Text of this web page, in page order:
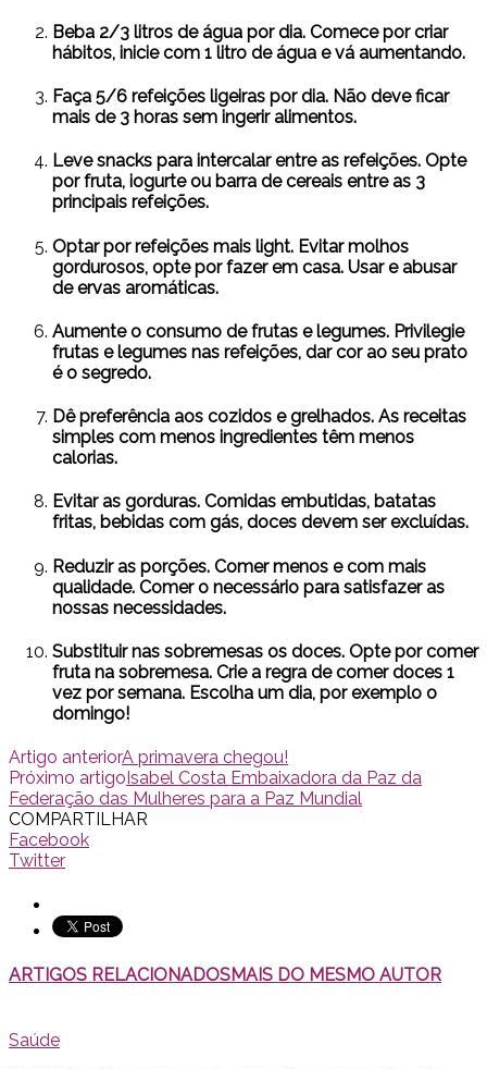
Beba 2/3 litros de água por dia. Comece por criar
hábitos, inicie com 1 litro de água e vá aumentando.
Faça 5/6 refeições ligeiras por dia. Não deve ficar
mais de 3 horas sem ingerir alimentos.
Leve snacks para intercalar entre as refeições. Opte
por fruta, iogurte ou barra de cereais entre as 3
principais refeições.
Optar por refeições mais light. Evitar molhos
gordurosos, opte por fazer em casa. Usar e abusar
de ervas aromáticas.
Aumente o consumo de frutas e legumes. Privilegie
frutas e legumes nas refeições, dar cor ao seu prato
é o segredo.
Dê preferência aos cozidos e grelhados. As receitas
simples com menos ingredientes têm menos
calorias.
Evitar as gorduras. Comidas embutidas, batatas
fritas, bebidas com gás, doces devem ser excluídas.
Reduzir as porções. Comer menos e com mais
qualidade. Comer o necessário para satisfazer as
nossas necessidades.
Substituir nas sobremesas os doces. Opte por comer
fruta na sobremesa. Crie a regra de comer doces 1
vez por semana. Escolha um dia, por exemplo o
domingo!
Artigo anteriorA primavera chegou!
Próximo artigo Isabel Costa Embaixadora da Paz da
Federação das Mulheres para a Paz Mundial
COMPARTILHAR
Facebook
Twitter
ARTIGOS RELACIONADOSMAIS DO MESMO AUTOR
Saúde